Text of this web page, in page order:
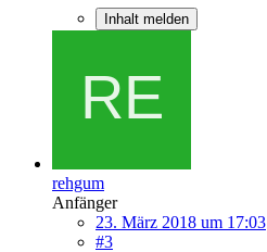
Inhalt melden
rehgum
Anfänger
23. März 2018 um 17:03
#3